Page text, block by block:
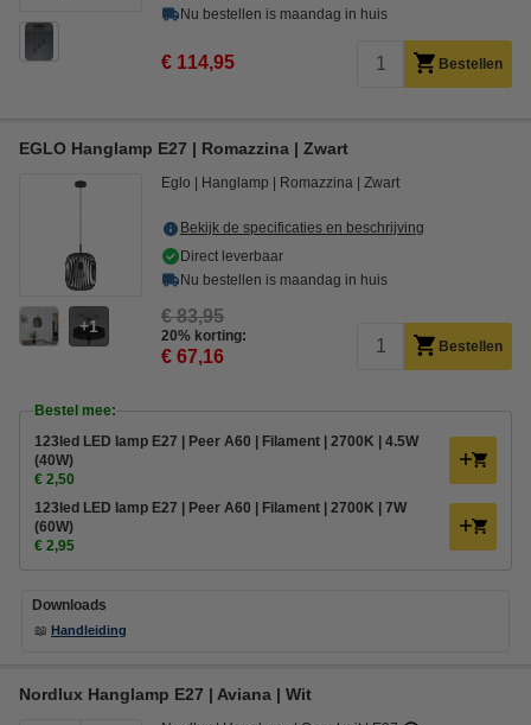
Nu bestellen is maandag in huis
€ 114,95 Bestellen
EGLO Hanglamp E27 | Romazzina | Zwart
1
Eglo Hanglamp Romazzina Zwart
Bekijk de specificaties en beschrijving
Direct leverbaar
Nu bestellen is maandag in huis
€ 83,95
20% korting:
€ 67,16 Bestellen
Bestel mee:
123led LED lamp E27 | Peer A60 | Filament | 2700K | 4.5W
(40W)
€ 2,50
123led LED lamp E27 | Peer A60 | Filament | 2700K | 7W
(60W)
€ 2,95
Downloads
📖 Handleiding
Nordlux Hanglamp E27 | Aviana | Wit